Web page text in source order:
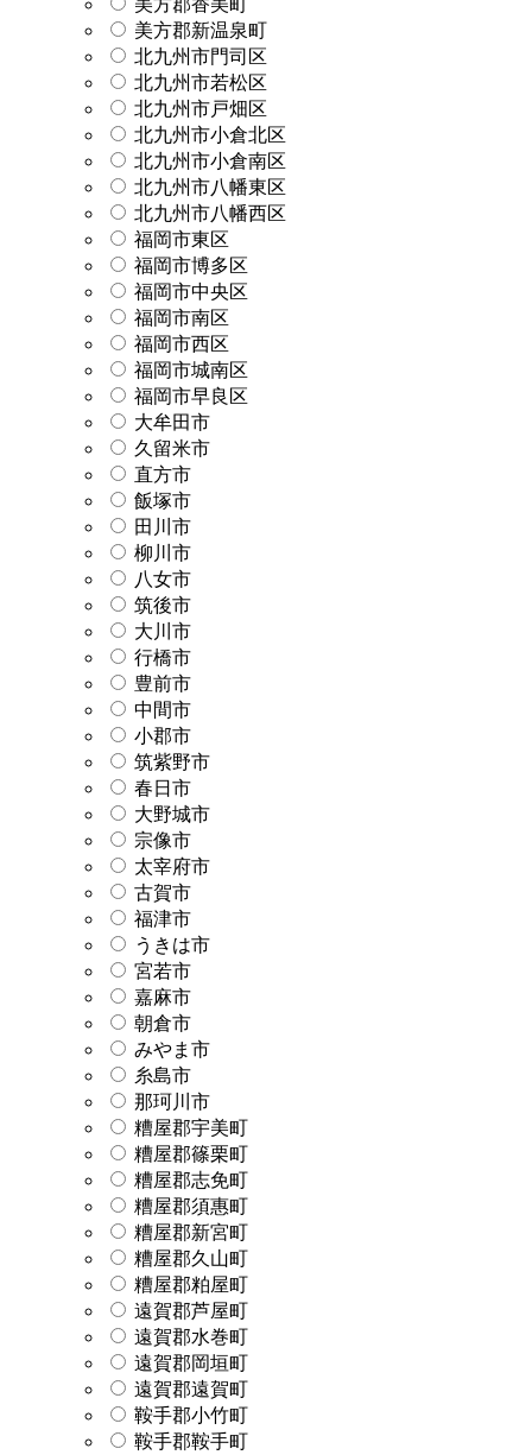
美方郡新温泉町
北九州市門司区
北九州市若松区
北九州市戸畑区
北九州市小倉北区
北九州市小倉南区
北九州市八幡東区
北九州市八幡西区
福岡市東区
福岡市博多区
福岡市中央区
福岡市南区
福岡市西区
福岡市城南区
福岡市早良区
大牟田市
久留米市
直方市
飯塚市
田川市
柳川市
八女市
筑後市
大川市
行橋市
豊前市
中間市
小郡市
筑紫野市
春日市
大野城市
宗像市
太宰府市
古賀市
福津市
うきは市
宮若市
嘉麻市
朝倉市
みやま市
糸島市
那珂川市
糟屋郡宇美町
糟屋郡篠栗町
糟屋郡志免町
糟屋郡須惠町
糟屋郡新宮町
糟屋郡久山町
糟屋郡粕屋町
遠賀郡芦屋町
遠賀郡水巻町
遠賀郡岡垣町
遠賀郡遠賀町
鞍手郡小竹町
鞍手郡鞍手町